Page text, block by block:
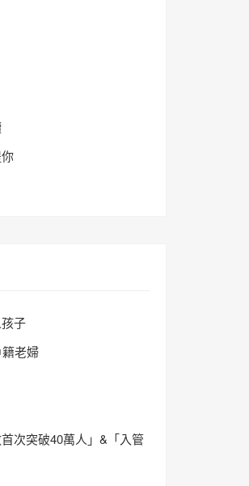
子
老婦
首次突破40萬人」&「入管